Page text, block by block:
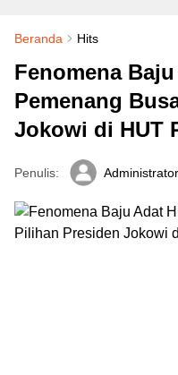
Beranda Hits
Fenomena
Pemenang
Jokowi di HUT
Penulis: Administrator